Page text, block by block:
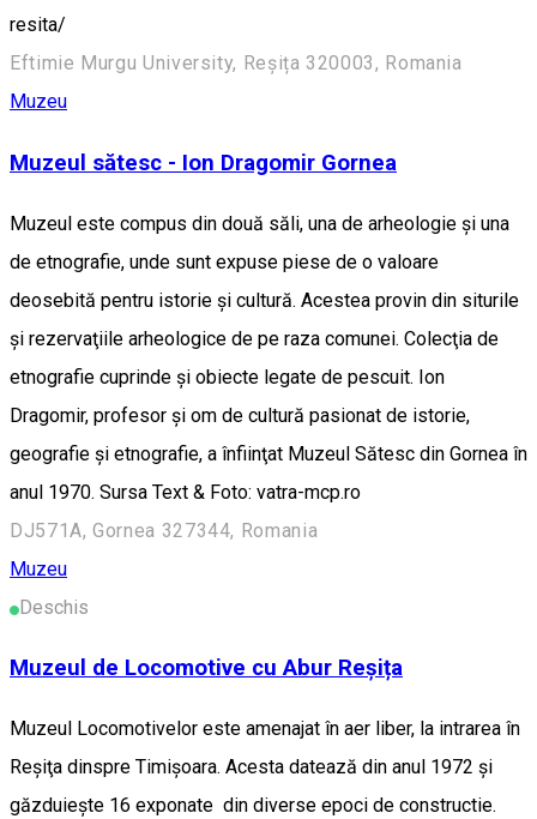
resita/
Eftimie Murgu University, Reșița 320003, Romania
Muzeu
Muzeul sătesc - Ion Dragomir Gornea
Muzeul este compus din două săli, una de arheologie şi una
de etnografie, unde sunt expuse piese de o valoare
deosebită pentru istorie şi cultură. Acestea provin din siturile
şi rezervaţiile arheologice de pe raza comunei. Colecţia de
etnografie cuprinde şi obiecte legate de pescuit. Ion
Dragomir, profesor şi om de cultură pasionat de istorie,
geografie şi etnografie, a înfiinţat Muzeul Sătesc din Gornea în
anul 1970. Sursa Text & Foto: vatra-mcp.ro
DJ571A, Gornea 327344, Romania
Muzeu
Deschis
Muzeul de Locomotive cu Abur Reșița
Muzeul Locomotivelor este amenajat în aer liber, la intrarea în
Reşiţa dinspre Timişoara. Acesta datează din anul 1972 şi
găzduieşte 16 exponate din diverse epoci de constructie.